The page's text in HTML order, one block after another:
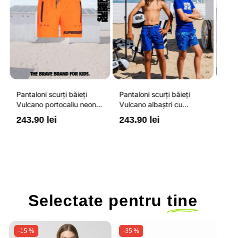
Pantaloni scurți băieți
Vulcano portocaliu neon
cu buzunare cu fermoar,
impermeabili și talie
243.90 lei
Pantaloni scurți băieți
Vulcano albaștri cu
buzunare cu fermoar,
impermeabili și talie
243.90 lei
Selectate pentru tine
-15 % -35 %